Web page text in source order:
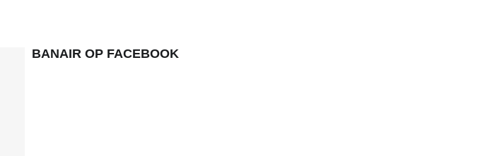
BANAIR OP FACEBOOK